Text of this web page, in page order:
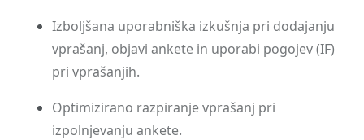
Izboljšana uporabniška izkušnja pri dodajanju
vprašanj, objavi ankete in uporabi pogojev (IF)
pri vprašanjih.
Optimizirano razpiranje vprašanj pri
izpolnjevanju ankete.